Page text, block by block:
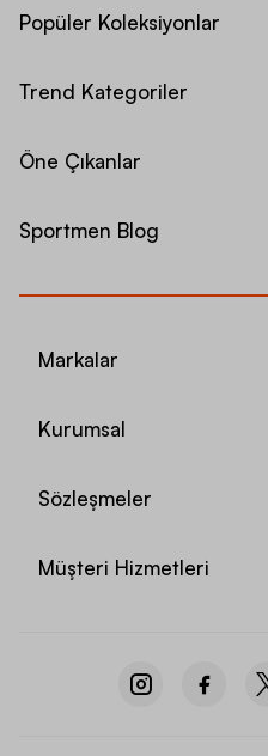
Popüler Koleksiyonlar
Trend Kategoriler
Öne Çıkanlar
Sportmen Blog
Markalar
Kurumsal
Sözleşmeler
Müşteri Hizmetleri